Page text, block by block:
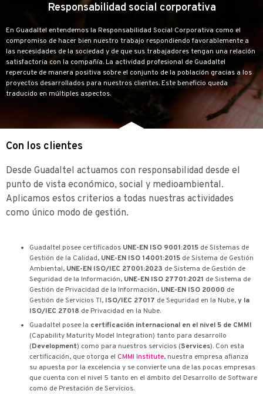
Responsabilidad social corporativa
En Guadaltel entendemos la Responsabilidad Social Corporativa como el
compromiso de hacer bien nuestro trabajo respondiendo favorablemente a
las necesidades de la sociedad y de que sus trabajadores tengan una relación
satisfactoria con la compañía. La actividad profesional de Guadaltel
repercute de manera positiva sobre el conjunto de la población gracias a los
proyectos desarrollados para nuestros clientes. Este beneficio queda
traducido en múltiples aspectos.
Con los clientes
Desde Guadaltel actuamos con responsabilidad desde el
punto de vista económico, social y medioambiental.
Aplicamos estos criterios a todas nuestras actividades
como único modo de gestión.
Guadaltel posee certificados UNE-EN ISO 9001:2015 de Sistemas de
Gestión de la Calidad, UNE-EN ISO 14001:2015 de Sistema de Gestión
Ambiental, UNE-EN ISO/IEC 27001:2023 de Sistema de Gestión de
Seguridad de la Información, UNE-EN ISO 27701:2021 de Sistema de
Gestión de Privacidad de la Información, UNE-EN ISO 20000 de
Gestión de Servicios TI, ISO/IEC 27017 de Seguridad en la Nube,y la
ISO/IEC 27018 de Privacidad en la Nube.
Guadaltel posee la certificación internacional en el nivel 5 de CMMI
(Capability Maturity Model Integration) tanto para desarrollo
(Development) como para nuestros servicios (Services). Con esta
certificación, que otorga el CMMI Institute, nuestra empresa afianza
su apuesta por la excelencia y se convierte una de las pocas empresas
que cuenta con el nivel 5 tanto en el ámbito del Desarrollo de Software
como de Prestación de Servicios.